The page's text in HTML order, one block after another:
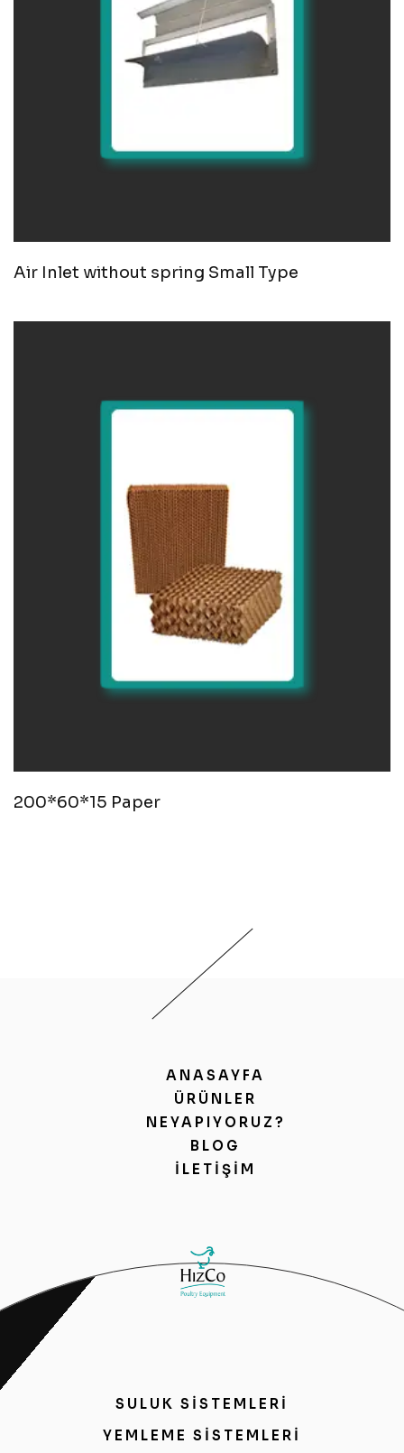
Air Inlet without spring Small Type
200*60*15 Paper
ANASAYFA
ÜRÜNLER
NEYAPIYORUZ?
BLOG
İLETIŞIM
SULUK SİSTEMLERİ
YEMLEME SİSTEMLERİ